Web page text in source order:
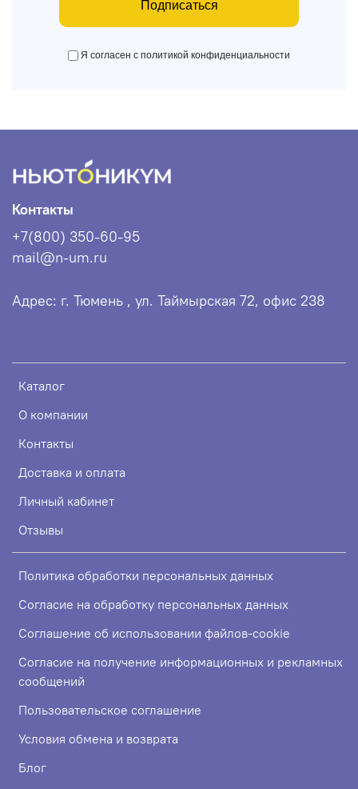
Подписаться
Я согласен с политикой конфиденциальности
Каталог
О компании
Контакты
Доставка и оплата
Личный кабинет
Отзывы
Политика обработки персональных данных
Согласие на обработку персональных данных
Соглашение об использовании файлов-cookie
Согласие на получение информационных и рекламных
сообщений
Пользовательское соглашение
Условия обмена и возврата
Блог
Контакты
+7(800) 350-60-95
mail@n-um.ru
Адрес: г. Тюмень , ул. Таймырская 72, офис 238